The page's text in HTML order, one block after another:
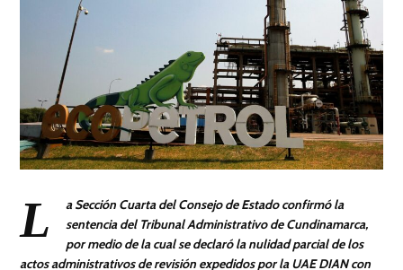
L
a Sección Cuarta del Consejo de Estado confirmó la
sentencia del Tribunal Administrativo de Cundinamarca,
por medio de la cual se declaró la nulidad parcial de los
actos administrativos de revisión expedidos por la UAE DIAN con